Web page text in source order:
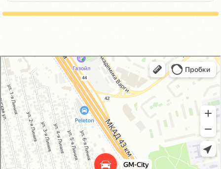
GM-City&VAG-Repair
Автосервис, автотехцентр в Москве
Магазин автозапчастей и автотоваров в Москве